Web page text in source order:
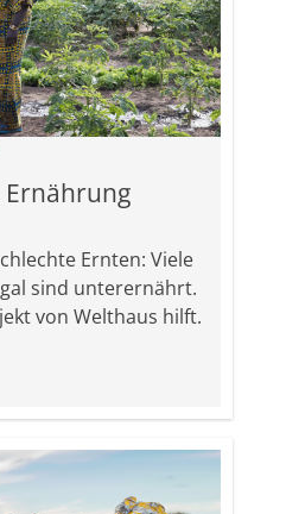
Ernten: Viele
sind unterernährt.
von Welthaus hilft.